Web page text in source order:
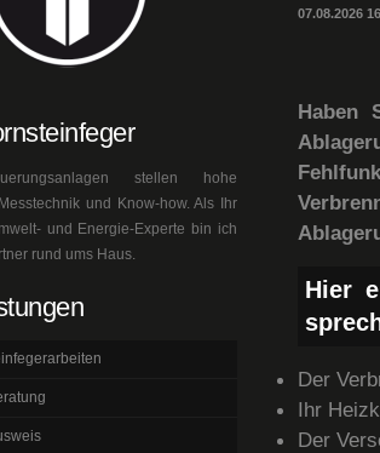
07.08.2026
Haben
Hier
Der
Ihr
Der
stellen hohe
und Know-how. Als Ihr
und Energie-Experte bin ich
rund ums Haus.